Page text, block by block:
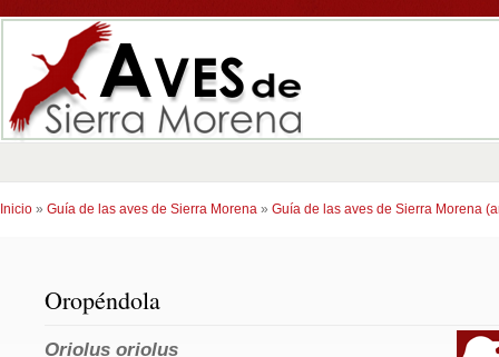
Inicio » Guía de las aves de Sierra Morena » Guía de las aves de Sierra Morena
Oropéndola
Oriolus oriolus